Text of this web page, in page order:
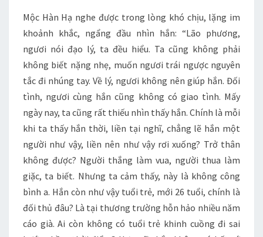
Mộc Hàn Hạ nghe được trong lòng khó chịu, lặng im
khoảnh khắc, ngẩng đầu nhìn hắn: “Lão phương,
ngươi nói đạo lý, ta đều hiểu. Ta cũng không phải
không biết nặng nhẹ, muốn ngươi trái ngược nguyên
tắc đi nhúng tay. Về lý, ngươi không nên giúp hắn. Đối
tình, ngươi cùng hắn cũng không có giao tình. Mấy
ngày nay, ta cũng rất thiếu nhìn thấy hắn. Chính là mỗi
khi ta thấy hắn thời, liền tại nghĩ, chẳng lẽ hắn một
người như vậy, liền nên như vậy rơi xuống? Trở thân
không được? Người thắng làm vua, người thua làm
giặc, ta biết. Nhưng ta cảm thấy, này là không công
bình a. Hắn còn như vậy tuổi trẻ, mới 26 tuổi, chính là
đối thủ đâu? Là tại thương trường hỗn hảo nhiều năm
cáo già. Ai còn không có tuổi trẻ khinh cuồng đi sai